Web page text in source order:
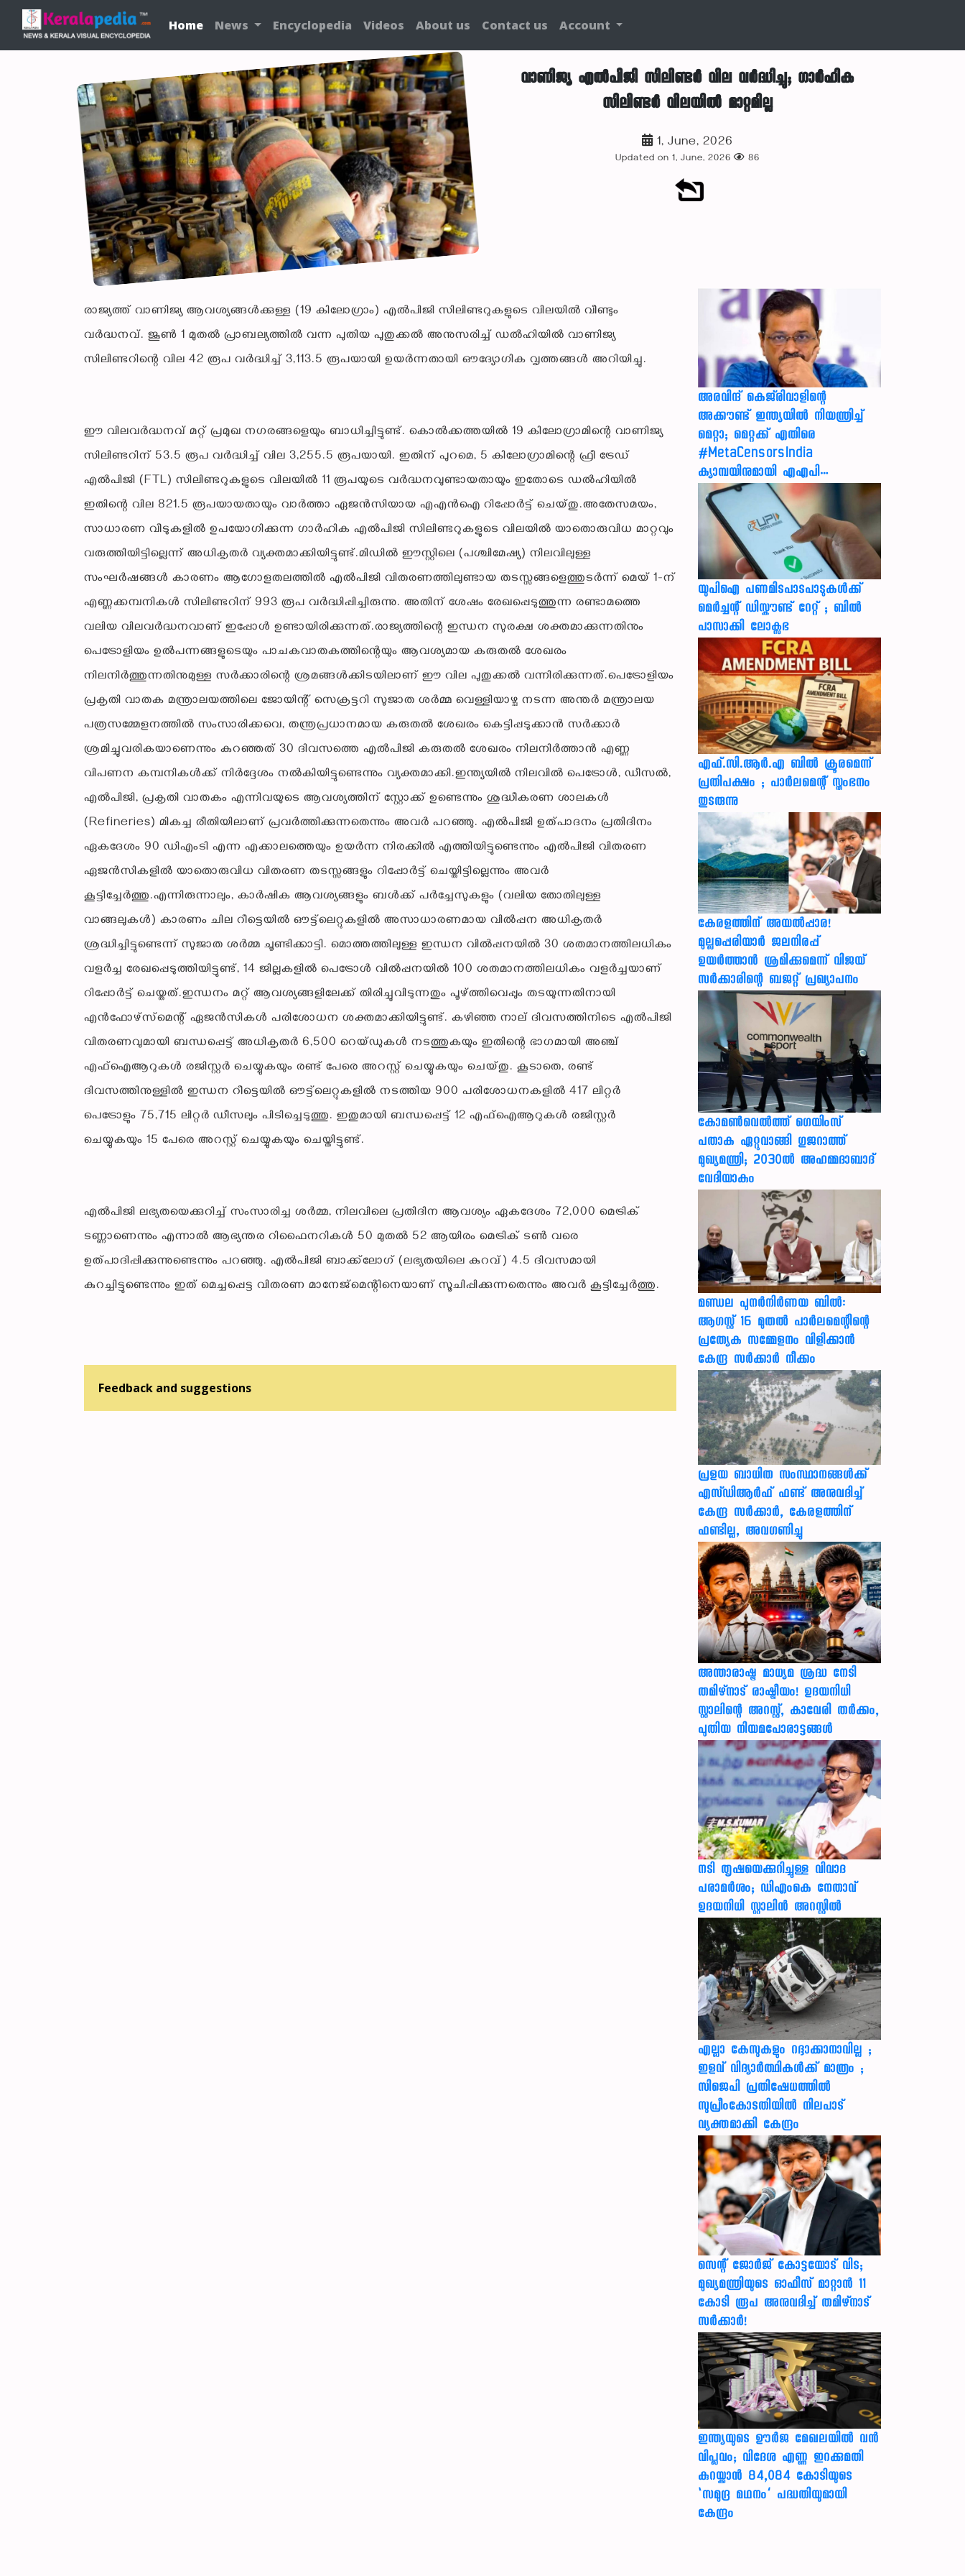
Home News Encyclopedia Videos About us Contact us Account
വാണിജ്യ എൽപിജി സിലിണ്ടർ വില വർദ്ധിച്ചു; ഗാർഹിക
സിലിണ്ടർ വിലയിൽ മാറ്റമില്ല
1, June, 2026
Updated on 1, June, 2026 86
രാജ്യത്ത് വാണിജ്യ ആവശ്യങ്ങൾക്കുള്ള (19 കിലോഗ്രാം) എൽപിജി സിലിണ്ടറുകളുടെ വിലയിൽ വീണ്ടും
വർദ്ധനവ്. ജൂൺ 1 മുതൽ പ്രാബല്യത്തിൽ വന്ന പുതിയ പുതുക്കൽ അനുസരിച്ച് ഡൽഹിയിൽ വാണിജ്യ
സിലിണ്ടറിന്റെ വില 42 രൂപ വർദ്ധിച്ച് 3,113.5 രൂപയായി ഉയർന്നതായി ഔദ്യോഗിക വൃത്തങ്ങൾ അറിയിച്ചു.
ഈ വിലവർദ്ധനവ് മറ്റ് പ്രമുഖ നഗരങ്ങളെയും ബാധിച്ചിട്ടുണ്ട്. കൊൽക്കത്തയിൽ 19 കിലോഗ്രാമിന്റെ വാണിജ്യ
സിലിണ്ടറിന് 53.5 രൂപ വർദ്ധിച്ച് വില 3,255.5 രൂപയായി. ഇതിന് പുറമെ, 5 കിലോഗ്രാമിന്റെ ഫ്രീ ട്രേഡ്
എൽപിജി (FTL) സിലിണ്ടറുകളുടെ വിലയിൽ 11 രൂപയുടെ വർദ്ധനവുണ്ടായതായും ഇതോടെ ഡൽഹിയിൽ
ഇതിന്റെ വില 821.5 രൂപയായതായും വാർത്താ ഏജൻസിയായ എഎൻഐ റിപ്പോർട്ട് ചെയ്തു.അതേസമയം,
സാധാരണ വീടുകളിൽ ഉപയോഗിക്കുന്ന ഗാർഹിക എൽപിജി സിലിണ്ടറുകളുടെ വിലയിൽ യാതൊരുവിധ മാറ്റവും
വരുത്തിയിട്ടില്ലെന്ന് അധികൃതർ വ്യക്തമാക്കിയിട്ടുണ്ട്.മിഡിൽ ഈസ്റ്റിലെ (പശ്ചിമേഷ്യ) നിലവിലുള്ള
സംഘർഷങ്ങൾ കാരണം ആഗോളതലത്തിൽ എൽപിജി വിതരണത്തിലുണ്ടായ തടസ്സങ്ങളെത്തുടർന്ന് മെയ് 1-ന്
എണ്ണക്കമ്പനികൾ സിലിണ്ടറിന് 993 രൂപ വർദ്ധിപ്പിച്ചിരുന്നു. അതിന് ശേഷം രേഖപ്പെടുത്തുന്ന രണ്ടാമത്തെ
വലിയ വിലവർദ്ധനവാണ് ഇപ്പോൾ ഉണ്ടായിരിക്കുന്നത്.രാജ്യത്തിന്റെ ഇന്ധന സുരക്ഷ ശക്തമാക്കുന്നതിനും
പെട്രോളിയം ഉൽപന്നങ്ങളുടെയും പാചകവാതകത്തിന്റെയും ആവശ്യമായ കരുതൽ ശേഖരം
നിലനിർത്തുന്നതിനുമുള്ള സർക്കാരിന്റെ ശ്രമങ്ങൾക്കിടയിലാണ് ഈ വില പുതുക്കൽ വന്നിരിക്കുന്നത്.പെട്രോളിയം
പ്രകൃതി വാതക മന്ത്രാലയത്തിലെ ജോയിന്റ് സെക്രട്ടറി സുജാത ശർമ്മ വെള്ളിയാഴ്ച നടന്ന അന്തർ മന്ത്രാലയ
പത്രസമ്മേളനത്തിൽ സംസാരിക്കവെ, തന്ത്രപ്രധാനമായ കരുതൽ ശേഖരം കെട്ടിപ്പടുക്കാൻ സർക്കാർ
ശ്രമിച്ചുവരികയാണെന്നും കുറഞ്ഞത് 30 ദിവസത്തെ എൽപിജി കരുതൽ ശേഖരം നിലനിർത്താൻ എണ്ണ
വിപണന കമ്പനികൾക്ക് നിർദ്ദേശം നൽകിയിട്ടുണ്ടെന്നും വ്യക്തമാക്കി.ഇന്ത്യയിൽ നിലവിൽ പെട്രോൾ, ഡീസൽ,
എൽപിജി, പ്രകൃതി വാതകം എന്നിവയുടെ ആവശ്യത്തിന് സ്റ്റോക്ക് ഉണ്ടെന്നും ശുദ്ധീകരണ ശാലകൾ
(Refineries) മികച്ച രീതിയിലാണ് പ്രവർത്തിക്കുന്നതെന്നും അവർ പറഞ്ഞു. എൽപിജി ഉത്പാദനം പ്രതിദിനം
ഏകദേശം 90 ഡിഎംടി എന്ന എക്കാലത്തെയും ഉയർന്ന നിരക്കിൽ എത്തിയിട്ടുണ്ടെന്നും എൽപിജി വിതരണ
ഏജൻസികളിൽ യാതൊരുവിധ വിതരണ തടസ്സങ്ങളും റിപ്പോർട്ട് ചെയ്തിട്ടില്ലെന്നും അവർ
കൂട്ടിച്ചേർത്തു.എന്നിരുന്നാലും, കാർഷിക ആവശ്യങ്ങളും ബൾക്ക് പർച്ചേസുകളും (വലിയ തോതിലുള്ള
വാങ്ങലുകൾ) കാരണം ചില റീട്ടെയിൽ ഔട്ട്‌ലെറ്റുകളിൽ അസാധാരണമായ വിൽപ്പന അധികൃതർ
ശ്രദ്ധിച്ചിട്ടുണ്ടെന്ന് സുജാത ശർമ്മ ചൂണ്ടിക്കാട്ടി. മൊത്തത്തിലുള്ള ഇന്ധന വിൽപ്പനയിൽ 30 ശതമാനത്തിലധികം
വളർച്ച രേഖപ്പെടുത്തിയിട്ടുണ്ട്, 14 ജില്ലകളിൽ പെട്രോൾ വിൽപ്പനയിൽ 100 ശതമാനത്തിലധികം വളർച്ചയാണ്
റിപ്പോർട്ട് ചെയ്തത്.ഇന്ധനം മറ്റ് ആവശ്യങ്ങളിലേക്ക് തിരിച്ചുവിടുന്നതും പൂഴ്ത്തിവെപ്പും തടയുന്നതിനായി
എൻഫോഴ്‌സ്‌മെന്റ് ഏജൻസികൾ പരിശോധന ശക്തമാക്കിയിട്ടുണ്ട്. കഴിഞ്ഞ നാല് ദിവസത്തിനിടെ എൽപിജി
വിതരണവുമായി ബന്ധപ്പെട്ട് അധികൃതർ 6,500 റെയ്ഡുകൾ നടത്തുകയും ഇതിന്റെ ഭാഗമായി അഞ്ച്
എഫ്‌ഐആറുകൾ രജിസ്റ്റർ ചെയ്യുകയും രണ്ട് പേരെ അറസ്റ്റ് ചെയ്യുകയും ചെയ്തു. കൂടാതെ, രണ്ട്
ദിവസത്തിനുള്ളിൽ ഇന്ധന റീട്ടെയിൽ ഔട്ട്‌ലെറ്റുകളിൽ നടത്തിയ 900 പരിശോധനകളിൽ 417 ലിറ്റർ
പെട്രോളും 75,715 ലിറ്റർ ഡീസലും പിടിച്ചെടുത്തു. ഇതുമായി ബന്ധപ്പെട്ട് 12 എഫ്‌ഐആറുകൾ രജിസ്റ്റർ
ചെയ്യുകയും 15 പേരെ അറസ്റ്റ് ചെയ്യുകയും ചെയ്തിട്ടുണ്ട്.
എൽപിജി ലഭ്യതയെക്കുറിച്ച് സംസാരിച്ച ശർമ്മ, നിലവിലെ പ്രതിദിന ആവശ്യം ഏകദേശം 72,000 മെട്രിക്
ടണ്ണാണെന്നും എന്നാൽ ആഭ്യന്തര റിഫൈനറികൾ 50 മുതൽ 52 ആയിരം മെട്രിക് ടൺ വരെ
ഉത്പാദിപ്പിക്കുന്നുണ്ടെന്നും പറഞ്ഞു. എൽപിജി ബാക്ക്‌ലോഗ് (ലഭ്യതയിലെ കുറവ്) 4.5 ദിവസമായി
കുറച്ചിട്ടുണ്ടെന്നും ഇത് മെച്ചപ്പെട്ട വിതരണ മാനേജ്‌മെന്റിനെയാണ് സൂചിപ്പിക്കുന്നതെന്നും അവർ കൂട്ടിച്ചേർത്തു.
Feedback and suggestions
അരവിന്ദ് കെജ്‌രിവാളിന്റെ
അക്കൗണ്ട് ഇന്ത്യയിൽ നിയന്ത്രിച്ച്
മെറ്റാ; മെറ്റക്ക് എതിരെ
#MetaCensorsIndia
ക്യാമ്പയിനുമായി എഎപി…
യുപിഐ പണമിടപാടപാടുകൾക്ക്
മെർച്ചന്റ് ഡിസ്കൗണ്ട് റേറ്റ് ; ബിൽ
പാസാക്കി ലോക്സഭ
എഫ്.സി.ആർ.എ ബിൽ ക്രൂരമെന്ന്
പ്രതിപക്ഷം ; പാർലമെന്റ് സ്തംഭനം
തുടരുന്നു
കേരളത്തിന് അ‌യൽപ്പാര!
മുല്ലപ്പെരിയാർ ജലനിരപ്പ്
ഉയർത്താൻ ശ്രമിക്കുമെന്ന് വിജയ്
സർക്കാരിന്റെ ബജറ്റ് പ്രഖ്യാപനം
കോമൺവെൽത്ത് ഗെയിംസ്
പതാക ഏറ്റുവാങ്ങി ഗുജറാത്ത്
മുഖ്യമന്ത്രി; 2030ൽ അഹമ്മദാബാദ്
വേദിയാകും
മണ്ഡല പുനർനിർണയ ബിൽ:
ആഗസ്റ്റ് 16 മുതൽ പാർലമെന്റിന്റെ
പ്രത്യേക സമ്മേളനം വിളിക്കാൻ
കേന്ദ്ര സർക്കാർ നീക്കം
പ്രളയ ബാധിത സംസ്ഥാനങ്ങൾക്ക്
എസ്ഡിആർഫ് ഫണ്ട് അനുവദിച്ച്
കേന്ദ്ര സര്‍ക്കാര്‍, കേരളത്തിന്
ഫണ്ടില്ല, അവഗണിച്ചു
അന്താരാഷ്ട്ര മാധ്യമ ശ്രദ്ധ നേടി
തമിഴ്‌നാട് രാഷ്ട്രീയം! ഉദയനിധി
സ്റ്റാലിന്റെ അറസ്റ്റ്, കാവേരി തർക്കം,
പുതിയ നിയമപോരാട്ടങ്ങൾ
നടി തൃഷയെക്കുറിച്ചുള്ള വിവാദ
പരാമർശം; ഡിഎംകെ നേതാവ്
ഉദയനിധി സ്റ്റാലിൻ അറസ്റ്റിൽ
എല്ലാ കേസുകളും റദ്ദാക്കാനാവില്ല ;
ഇളവ് വിദ്യാർത്ഥികൾക്ക് മാത്രം ;
സിജെപി പ്രതിഷേധത്തിൽ
സുപ്രീംകോടതിയിൽ നിലപാട്
വ്യക്തമാക്കി കേന്ദ്രം
സെന്റ് ജോർജ് കോട്ടയോട് വിട;
മുഖ്യമന്ത്രിയുടെ ഓഫീസ് മാറ്റാൻ 11
കോടി രൂപ അനുവദിച്ച് തമിഴ്നാട്
സർക്കാർ!
ഇന്ത്യയുടെ ഊർജ മേഖലയിൽ വൻ
വിപ്ലവം; വിദേശ എണ്ണ ഇറക്കുമതി
കുറയ്ക്കാൻ 84,084 കോടിയുടെ
‘സമുദ്ര മഥനം’ പദ്ധതിയുമായി
കേന്ദ്രം